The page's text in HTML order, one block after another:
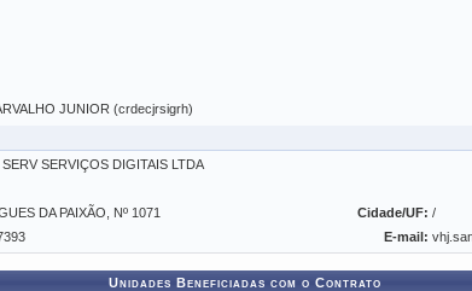
JUNIOR (crdecjrsigrh)
SERVIÇOS DIGITAIS LTDA
DA PAIXÃO, Nº 1071 Cidade/UF: /
E-mail:
Unidades Beneficiadas com o Contrato